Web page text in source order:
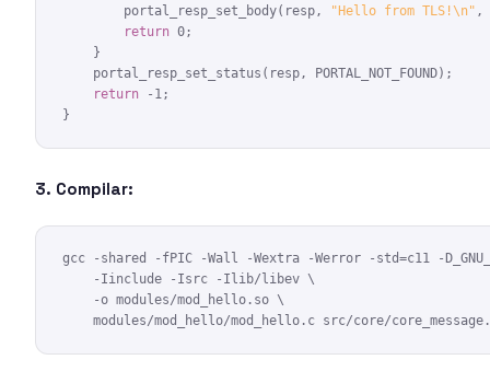
        portal_resp_set_body(resp,
"Hello from TLS!\n" ,
return 0;
    }
    portal_resp_set_status(resp, PORTAL_NOT_FOUND);
return -1;
}
3. Compilar:
gcc -shared -fPIC -Wall -Wextra -Werror -std=c11 -
    -Iinclude -Isrc -Ilib/libev \
    -o modules/mod_hello.so \
modules/mod_hello/mod_hello.c src/core/